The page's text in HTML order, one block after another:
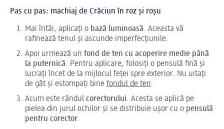
Pas cu pas: machiaj de Crăciun în roz și roșu
Mai întâi, aplicați o bază luminoasă. Aceasta vă
rafinează tenul și ascunde imperfecțiunile.
Apoi urmează un fond de ten cu acoperire medie până
la puternică. Pentru aplicare, folosiți o pensulă fină și
lucrați încet de la mijlocul feței spre exterior. Nu uitați
de gât și estompați bine fondul de ten.
Acum este rândul corectorului. Acesta se aplică pe
pielea din jurul ochilor și se distribuie ușor cu o pensulă
pentru corector.